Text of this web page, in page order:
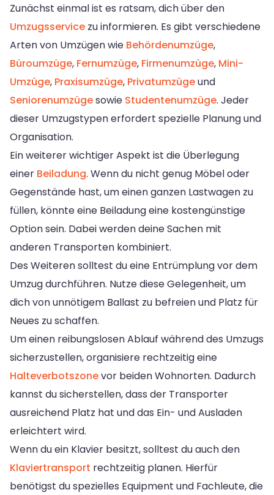
Zunächst einmal ist es ratsam, dich über den
Umzugsservice zu informieren. Es gibt verschiedene
Arten von Umzügen wie Behördenumzüge,
Büroumzüge, Fernumzüge, Firmenumzüge, Mini-
Umzüge, Praxisumzüge, Privatumzügeund
Seniorenumzügesowie Studentenumzüge. Jeder
dieser Umzugstypen erfordert spezielle Planung und
Organisation.
Ein weiterer wichtiger Aspekt ist die Überlegung
einer Beiladung. Wenn du nicht genug Möbel oder
Gegenstände hast, um einen ganzen Lastwagen zu
füllen, könnte eine Beiladung eine kostengünstige
Option sein. Dabei werden deine Sachen mit
anderen Transporten kombiniert.
Des Weiteren solltest du eine Entrümplung vor dem
Umzug durchführen. Nutze diese Gelegenheit, um
dich von unnötigem Ballast zu befreien und Platz für
Neues zu schaffen.
Um einen reibungslosen Ablauf während des Umzugs
sicherzustellen, organisiere rechtzeitig eine
Halteverbotszonevor beiden Wohnorten. Dadurch
kannst du sicherstellen, dass der Transporter
ausreichend Platz hat und das Ein- und Ausladen
erleichtert wird.
Wenn du ein Klavier besitzt, solltest du auch den
Klaviertransport rechtzeitig planen. Hierfür
benötigst du spezielles Equipment und Fachleute, die